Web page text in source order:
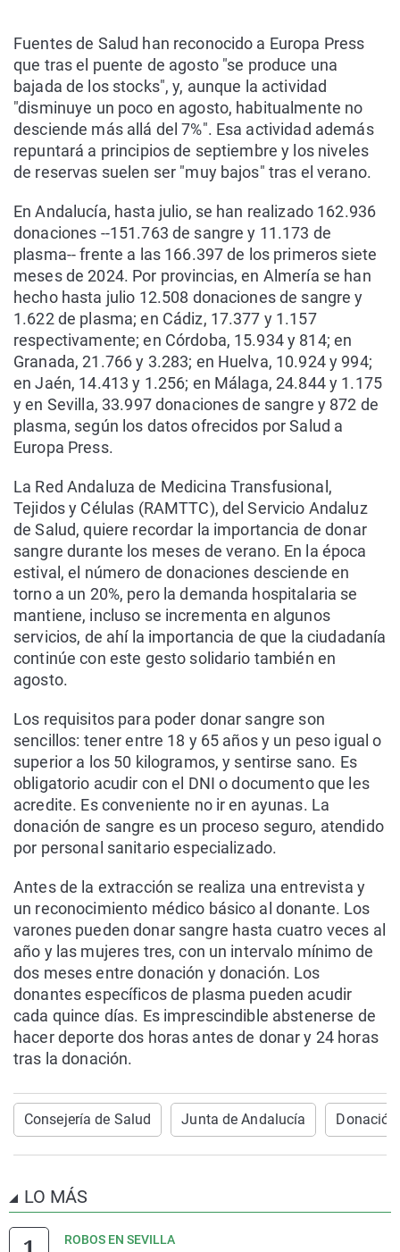
Fuentes de Salud han reconocido a Europa Press
que tras el puente de agosto "se produce una
bajada de los stocks", y, aunque la actividad
"disminuye un poco en agosto, habitualmente no
desciende más allá del 7%". Esa actividad además
repuntará a principios de septiembre y los niveles
de reservas suelen ser "muy bajos" tras el verano.
En Andalucía, hasta julio, se han realizado 162.936
donaciones --151.763 de sangre y 11.173 de
plasma-- frente a las 166.397 de los primeros siete
meses de 2024. Por provincias, en Almería se han
hecho hasta julio 12.508 donaciones de sangre y
1.622 de plasma; en Cádiz, 17.377 y 1.157
respectivamente; en Córdoba, 15.934 y 814; en
Granada, 21.766 y 3.283; en Huelva, 10.924 y 994;
en Jaén, 14.413 y 1.256; en Málaga, 24.844 y 1.175
y en Sevilla, 33.997 donaciones de sangre y 872 de
plasma, según los datos ofrecidos por Salud a
Europa Press.
La Red Andaluza de Medicina Transfusional,
Tejidos y Células (RAMTTC), del Servicio Andaluz
de Salud, quiere recordar la importancia de donar
sangre durante los meses de verano. En la época
estival, el número de donaciones desciende en
torno a un 20%, pero la demanda hospitalaria se
mantiene, incluso se incrementa en algunos
servicios, de ahí la importancia de que la ciudadanía
continúe con este gesto solidario también en
agosto.
Los requisitos para poder donar sangre son
sencillos: tener entre 18 y 65 años y un peso igual o
superior a los 50 kilogramos, y sentirse sano. Es
obligatorio acudir con el DNI o documento que les
acredite. Es conveniente no ir en ayunas. La
donación de sangre es un proceso seguro, atendido
por personal sanitario especializado.
Antes de la extracción se realiza una entrevista y
un reconocimiento médico básico al donante. Los
varones pueden donar sangre hasta cuatro veces al
año y las mujeres tres, con un intervalo mínimo de
dos meses entre donación y donación. Los
donantes específicos de plasma pueden acudir
cada quince días. Es imprescindible abstenerse de
hacer deporte dos horas antes de donar y 24 horas
tras la donación.
Consejería de Salud Junta de Andalucía
LO MÁS
ROBOS EN SEVILLA